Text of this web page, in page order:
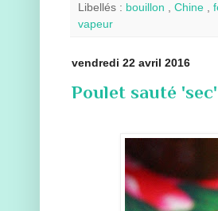
Libellés : bouillon Chine
vapeur
vendredi 22 avril 2016
Poulet sauté